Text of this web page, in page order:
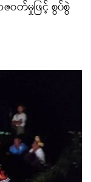
ဝတ်မှုဖြင့် စွပ်စွဲ